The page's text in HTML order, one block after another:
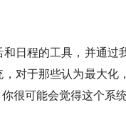
日程的工具，并通过
对于那些认为最大化
很可能会觉得这个系统